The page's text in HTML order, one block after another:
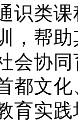
识类
，帮
会协
都文
育实